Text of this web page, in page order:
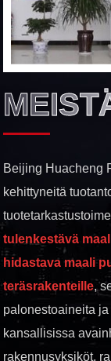
Beijing Huacheng
kehittyneitä
tulenkestävä
hidastava maali
teräsrakenteille,
palonestoaineita
kansallisissa
rakennusyksiköt,